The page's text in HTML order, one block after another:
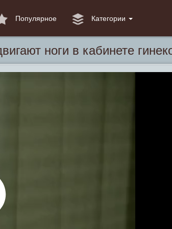
Популярное Категории
ноги в кабинете